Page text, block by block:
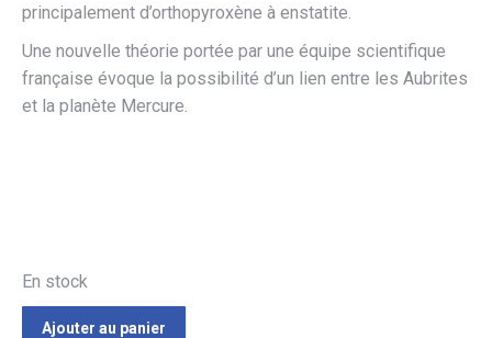
principalement d’orthopyroxène à enstatite.
Une nouvelle théorie portée par une équipe scientifique
française évoque la possibilité d’un lien entre les Aubrites
et la planète Mercure.
En stock
Ajouter au panier